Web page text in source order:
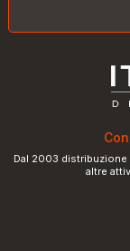
Dal 2003
altre